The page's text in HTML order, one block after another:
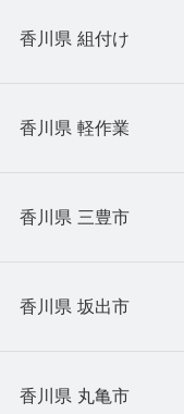
香川県 組付け
香川県 軽作業
香川県 三豊市
香川県 坂出市
香川県 丸亀市